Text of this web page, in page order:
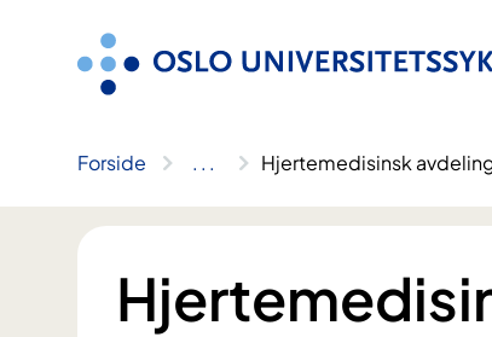
Forside .. . Hjertemedisinsk